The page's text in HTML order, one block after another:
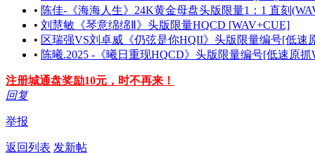
• 陈佳-《海海人生》24K黄金母盘头版限量1：1 直刻
• 刘慧敏《琴意绵绵Ⅱ》头版限量HQCD [WAV+CUE]
• 区瑞强VS刘卓威《仍弦是你HQII》头版限量编号[低速
• 陈曦.2025 -《曦日重现HQCD》头版限量编号[低速原抓
注册城通盘奖励10元，时不再来！
回复
举报
返回列表 发新帖